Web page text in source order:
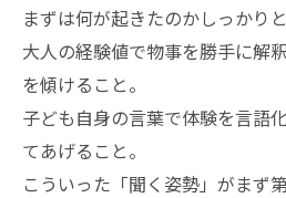
まずは何が起きたのかしっかり
大人の経験値で物事を勝手に解
を傾けること。
子ども自身の言葉で体験を言語
てあげること。
こういった「聞く姿勢」がまず